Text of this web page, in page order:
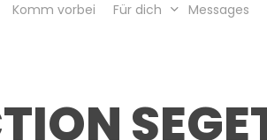
Komm vorbei Für dich Messages